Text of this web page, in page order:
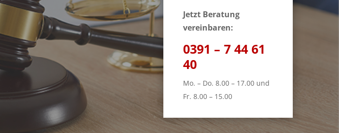
Jetzt Beratung
vereinbaren:
0391 – 7 44 61
40
Mo. – Do. 8.00 – 17.00 und
Fr. 8.00 – 15.00